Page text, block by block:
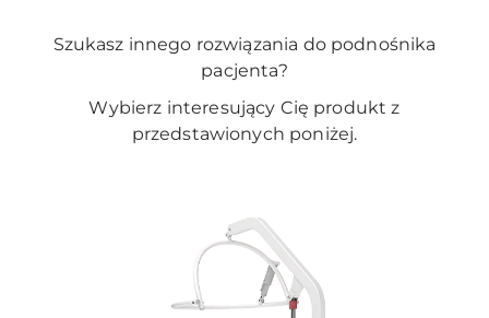
Szukasz innego rozwiązania do podnośnika
pacjenta?
Wybierz interesujący Cię produkt z
przedstawionych poniżej.